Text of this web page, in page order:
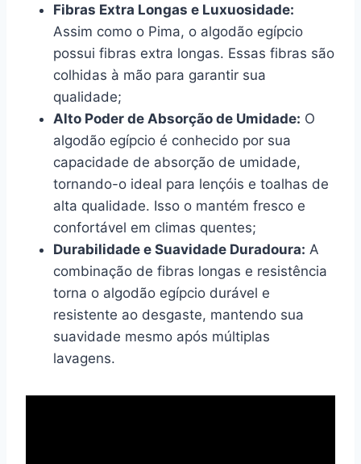
Fibras Extra Longas e Luxuosidade:
Assim como o Pima, o algodão egípcio
possui fibras extra longas. Essas fibras são
colhidas à mão para garantir sua
qualidade;
Alto Poder de Absorção de Umidade: O
algodão egípcio é conhecido por sua
capacidade de absorção de umidade,
tornando-o ideal para lençóis e toalhas de
alta qualidade. Isso o mantém fresco e
confortável em climas quentes;
Durabilidade e Suavidade Duradoura: A
combinação de fibras longas e resistência
torna o algodão egípcio durável e
resistente ao desgaste, mantendo sua
suavidade mesmo após múltiplas
lavagens.